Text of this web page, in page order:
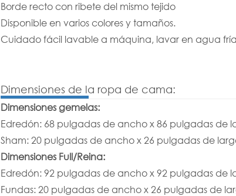
Borde recto con ribete del mismo tejido
Disponible en varios colores y tamaños.
Cuidado fácil lavable a máquina, lavar en agua
Dimensiones de la ropa de cama:
Dimensiones gemelas:
Edredón: 68 pulgadas de ancho x 86 pulgadas de
Sham: 20 pulgadas de ancho x 26 pulgadas de
Dimensiones Full/Reina:
Edredón: 92 pulgadas de ancho x 92 pulgadas de
Fundas: 20 pulgadas de ancho x 26 pulgadas de